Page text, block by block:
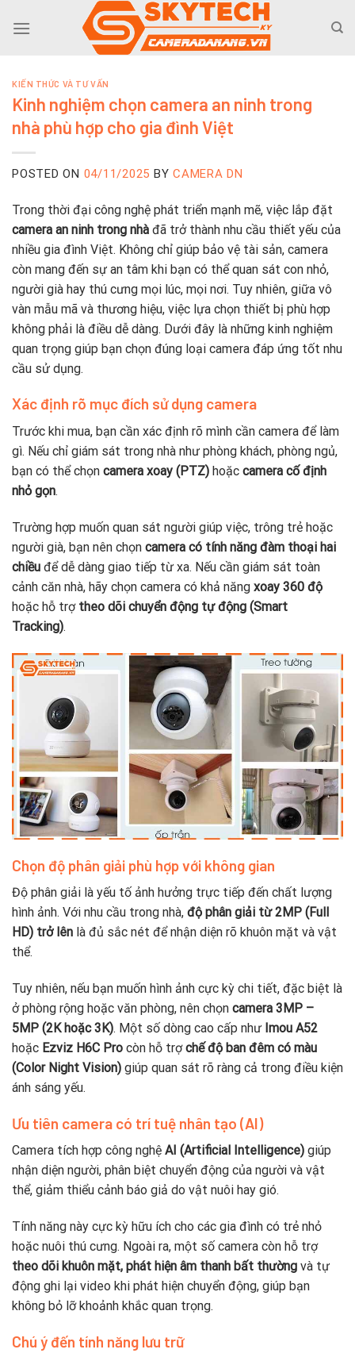
KIẾN THỨC VÀ TƯ VẤN
Kinh nghiệm chọn camera an ninh trong
nhà phù hợp cho gia đình Việt
POSTED ON 04/11/2025 BY CAMERA DN
Trong thời đại công nghệ phát triển mạnh mẽ, việc lắp đặt
camera an ninh trong nhà đã trở thành nhu cầu thiết yếu của
nhiều gia đình Việt. Không chỉ giúp bảo vệ tài sản, camera
còn mang đến sự an tâm khi bạn có thể quan sát con nhỏ,
người già hay thú cưng mọi lúc, mọi nơi. Tuy nhiên, giữa vô
vàn mẫu mã và thương hiệu, việc lựa chọn thiết bị phù hợp
không phải là điều dễ dàng. Dưới đây là những kinh nghiệm
quan trọng giúp bạn chọn đúng loại camera đáp ứng tốt nhu
cầu sử dụng.
Xác định rõ mục đích sử dụng camera
Trước khi mua, bạn cần xác định rõ mình cần camera để làm
gì. Nếu chỉ giám sát trong nhà như phòng khách, phòng ngủ,
bạn có thể chọn camera xoay (PTZ) hoặc camera cố định
nhỏ gọn.
Trường hợp muốn quan sát người giúp việc, trông trẻ hoặc
người già, bạn nên chọn camera có tính năng đàm thoại hai
chiều để dễ dàng giao tiếp từ xa. Nếu cần giám sát toàn
cảnh căn nhà, hãy chọn camera có khả năng xoay 360 độ
hoặc hỗ trợ theo dõi chuyển động tự động (Smart
Tracking).
Chọn độ phân giải phù hợp với không gian
Độ phân giải là yếu tố ảnh hưởng trực tiếp đến chất lượng
hình ảnh. Với nhu cầu trong nhà, độ phân giải từ 2MP (Full
HD) trở lên là đủ sắc nét để nhận diện rõ khuôn mặt và vật
thể.
Tuy nhiên, nếu bạn muốn hình ảnh cực kỳ chi tiết, đặc biệt là
ở phòng rộng hoặc văn phòng, nên chọn camera 3MP –
5MP (2K hoặc 3K). Một số dòng cao cấp như Imou A52
hoặc Ezviz H6C Pro còn hỗ trợchế độ ban đêm có màu
(Color Night Vision) giúp quan sát rõ ràng cả trong điều kiện
ánh sáng yếu.
Ưu tiên camera có trí tuệ nhân tạo (AI)
Camera tích hợp công nghệ AI (Artificial Intelligence) giúp
nhận diện người, phân biệt chuyển động của người và vật
thể, giảm thiểu cảnh báo giả do vật nuôi hay gió.
Tính năng này cực kỳ hữu ích cho các gia đình có trẻ nhỏ
hoặc nuôi thú cưng. Ngoài ra, một số camera còn hỗ trợ
theo dõi khuôn mặt, phát hiện âm thanh bất thường và tự
động ghi lại video khi phát hiện chuyển động, giúp bạn
không bỏ lỡ khoảnh khắc quan trọng.
Chú ý đến tính năng lưu trữ